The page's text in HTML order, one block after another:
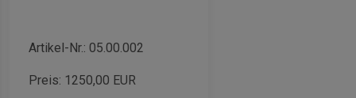
Artikel-Nr.: 05.00.002
Preis: 1250,00 EUR